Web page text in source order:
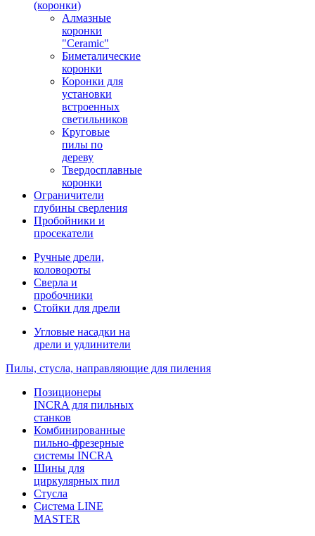
(коронки)
Алмазные
коронки
"Ceramic"
Биметалические
коронки
Коронки для
установки
встроенных
светильников
Круговые
пилы по
дереву
Твердосплавные
коронки
Ограничители
глубины сверления
Пробойники и
просекатели
Ручные дрели,
коловороты
Сверла и
пробочники
Стойки для дрели
Угловые насадки на
дрели и удлинители
Пилы, стусла, направляющие для пиления
Позиционеры
INCRA для пильных
станков
Комбинированные
пильно-фрезерные
системы INCRA
Шины для
циркулярных пил
Стусла
Система LINE
MASTER